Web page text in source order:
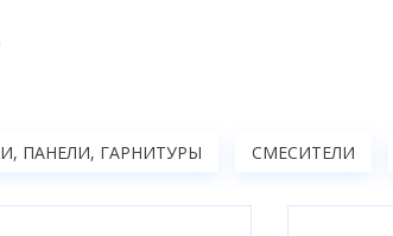
ПАНЕЛИ, ГАРНИТУРЫ СМЕСИТЕЛИ